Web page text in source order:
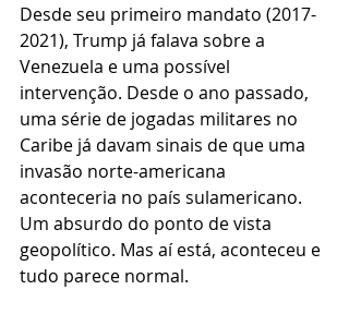
Desde seu primeiro mandato (2017-
2021), Trump já falava sobre a
Venezuela e uma possível
intervenção. Desde o ano passado,
uma série de jogadas militares no
Caribe já davam sinais de que uma
invasão norte-americana
aconteceria no país sulamericano.
Um absurdo do ponto de vista
geopolítico. Mas aí está, aconteceu e
tudo parece normal.